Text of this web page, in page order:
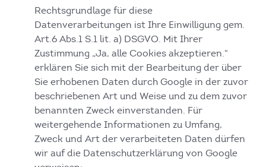
Rechtsgrundlage für diese
Datenverarbeitungen ist Ihre Einwilligung gem.
Art.6 Abs.1 S.1 lit. a) DSGVO. Mit Ihrer
Zustimmung „Ja, alle Cookies akzeptieren.“
erklären Sie sich mit der Bearbeitung der über
Sie erhobenen Daten durch Google in der zuvor
beschriebenen Art und Weise und zu dem zuvor
benannten Zweck einverstanden. Für
weitergehende Informationen zu Umfang,
Zweck und Art der verarbeiteten Daten dürfen
wir auf die Datenschutzerklärung von Google